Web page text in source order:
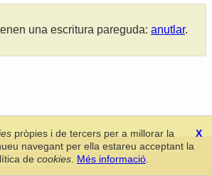
una escritura pareguda: anutlar.
Valencianes-Real Acadèmia de
-Política de privacitat
X
pròpies i de tercers per a millorar la
navegant per ella estareu acceptant la
de cookies Més informació